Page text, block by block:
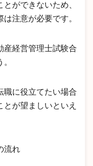
ができないため、
注意が必要です。
産経営管理士試験合
職に役立てたい場合
が望ましいといえ
流れ